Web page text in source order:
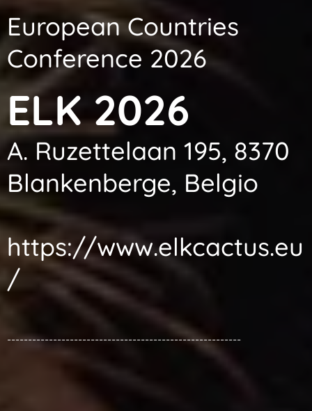
European Countries
Conference 2026
ELK 2026
A. Ruzettelaan 195, 8370
Blankenberge, Belgio
https://www.elkcactus.eu
/
--------------------------------------------------------